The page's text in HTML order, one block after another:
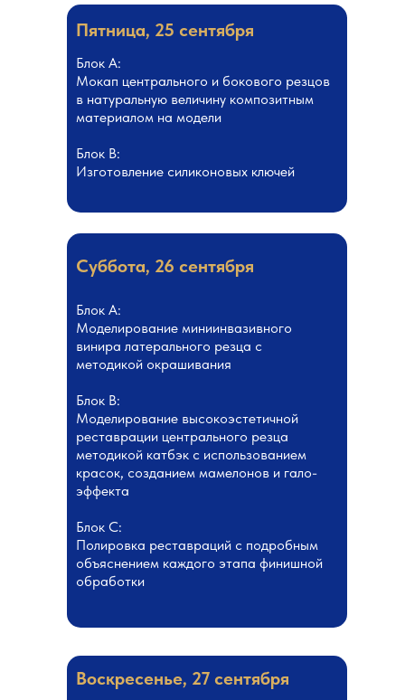
Пятница, 25 сентября
Блок А:
Мокап центрального и бокового резцов
в натуральную величину композитным
материалом на модели
Блок В:
Изготовление силиконовых ключей
Суббота, 26 сентября
Блок А:
Моделирование миниинвазивного
винира латерального резца с
методикой окрашивания
Блок В:
Моделирование высокоэстетичной
реставрации центрального резца
методикой катбэк с использованием
красок, созданием мамелонов и гало-
эффекта
Блок С:
Полировка реставраций с подробным
объяснением каждого этапа финишной
обработки
Воскресенье, 27 сентября